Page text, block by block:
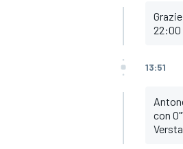
22:00
13:51
con